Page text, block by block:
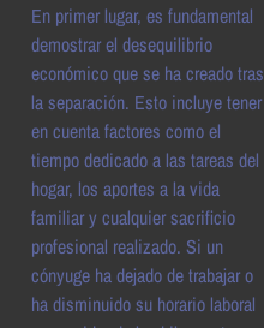
En primer lugar, es fundamental
demostrar el desequilibrio
económico que se ha creado tras
la separación. Esto incluye tener
en cuenta factores como el
tiempo dedicado a las tareas del
hogar, los aportes a la vida
familiar y cualquier sacrificio
profesional realizado. Si un
cónyuge ha dejado de trabajar o
ha disminuido su horario laboral